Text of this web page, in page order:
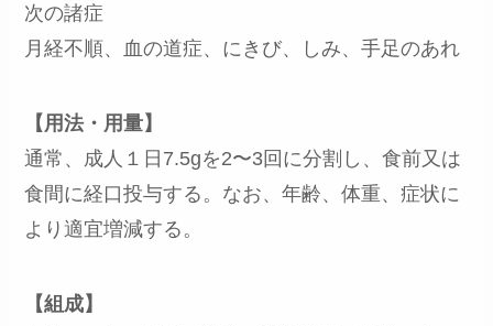
次の諸症
月経不順、血の道症、にきび、しみ、手足のあれ
【用法・用量】
通常、成人１日7.5gを2〜3回に分割し、食前又は
食間に経口投与する。なお、年齢、体重、症状に
より適宜増減する。
【組成】